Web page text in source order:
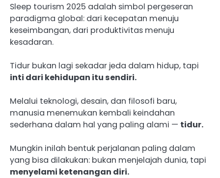
Sleep tourism 2025 adalah simbol pergeseran
paradigma global: dari kecepatan menuju
keseimbangan, dari produktivitas menuju
kesadaran.
Tidur bukan lagi sekadar jeda dalam hidup, tapi
inti dari kehidupan itu sendiri.
Melalui teknologi, desain, dan filosofi baru,
manusia menemukan kembali keindahan
sederhana dalam hal yang paling alami — tidur.
Mungkin inilah bentuk perjalanan paling dalam
yang bisa dilakukan: bukan menjelajah dunia, tapi
menyelami ketenangan diri.